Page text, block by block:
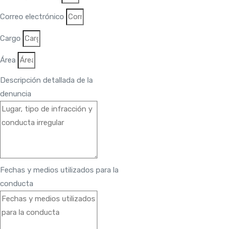
Correo electrónico
Cargo
Área
Descripción detallada de la
denuncia
Fechas y medios utilizados para la
conducta